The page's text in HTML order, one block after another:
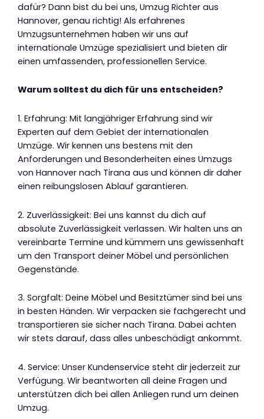
dafür? Dann bist du bei uns, Umzug Richter aus
Hannover, genau richtig! Als erfahrenes
Umzugsunternehmen haben wir uns auf
internationale Umzüge spezialisiert und bieten dir
einen umfassenden, professionellen Service.
Warum solltest du dich für uns entscheiden?
1. Erfahrung: Mit langjähriger Erfahrung sind wir
Experten auf dem Gebiet der internationalen
Umzüge. Wir kennen uns bestens mit den
Anforderungen und Besonderheiten eines Umzugs
von Hannover nach Tirana aus und können dir daher
einen reibungslosen Ablauf garantieren.
2. Zuverlässigkeit: Bei uns kannst du dich auf
absolute Zuverlässigkeit verlassen. Wir halten uns an
vereinbarte Termine und kümmern uns gewissenhaft
um den Transport deiner Möbel und persönlichen
Gegenstände.
3. Sorgfalt: Deine Möbel und Besitztümer sind bei uns
in besten Händen. Wir verpacken sie fachgerecht und
transportieren sie sicher nach Tirana. Dabei achten
wir stets darauf, dass alles unbeschädigt ankommt.
4. Service: Unser Kundenservice steht dir jederzeit zur
Verfügung. Wir beantworten all deine Fragen und
unterstützen dich bei allen Anliegen rund um deinen
Umzug.